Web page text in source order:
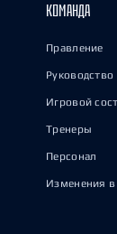
КОМАНДА
Правление
Руководство
Игровой
Тренеры
Персонал
Изменения в